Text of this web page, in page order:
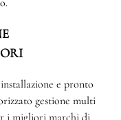
e pronto
gestione multi
i migliori marchi di